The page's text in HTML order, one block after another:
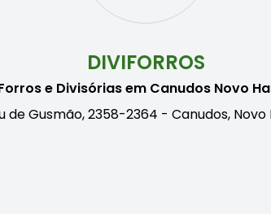
DIVIFORROS
e Divisórias em Canudos Novo
de Gusmão, 2358-2364 - Canudos,